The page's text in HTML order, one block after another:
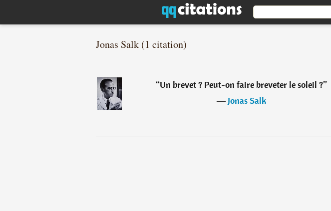
Jonas Salk (1 citation)
“Un brevet ? Peut-on faire breveter le soleil ?”
―Jonas Salk